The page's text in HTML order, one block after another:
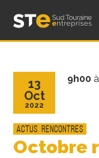
Actus ,Rencontres
Octobre
13
Oct
2022
9h00 à